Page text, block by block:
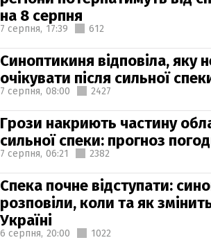
на 8 серпня
7 серпня, 17:39 612
Синоптикиня відповіла, яку
очікувати після сильної
7 серпня, 08:00 2427
Грози накриють частину
сильної спеки: прогноз
7 серпня, 06:21 2382
Спека почне відступати:
розповіли, коли та як
Україні
6 серпня, 20:00 1022